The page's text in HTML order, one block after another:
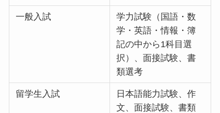
一般入試
学力試験（国語・数
学・英語・情報・簿
記の中から1科目選
択）、面接試験、書
類選考
留学生入試
日本語能力試験、作
文、面接試験、書類